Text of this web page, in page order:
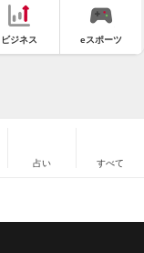
ビジネス eスポーツ
占い すべて